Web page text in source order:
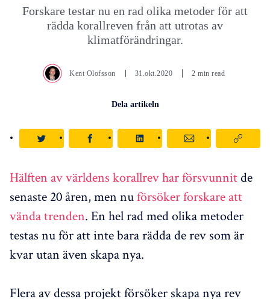
Forskare testar nu en rad olika metoder för att
rädda korallreven från att utrotas av
klimatförändringar.
Kent Olofsson 31.okt.2020 2 min read
Dela artikeln
Hälften av världens korallrev har försvunnitde
senaste 20 åren, men nuförsöker forskare att
vända trenden. En hel rad med olika metoder
testas nu för att inte bara rädda de rev som är
kvar utan även skapa nya.
Flera av dessa projekt försöker skapa nya rev